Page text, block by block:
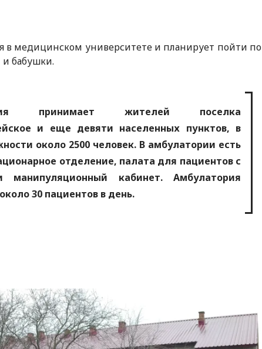
в медицинском университете и планирует пойти по
бабушки.
принимает жителей поселка
и еще девяти населенных пунктов, в
около 2500 человек. В амбулатории есть
отделение, палата для пациентов с
манипуляционный кабинет. Амбулатория
30 пациентов в день.